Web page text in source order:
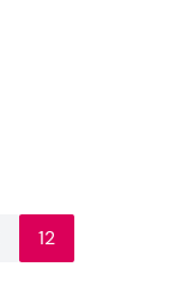
12